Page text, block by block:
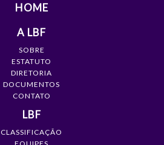
HOME
A LBF
SOBRE
ESTATUTO
DIRETORIA
DOCUMENTOS
CONTATO
LBF
CLASSIFICAÇÃO